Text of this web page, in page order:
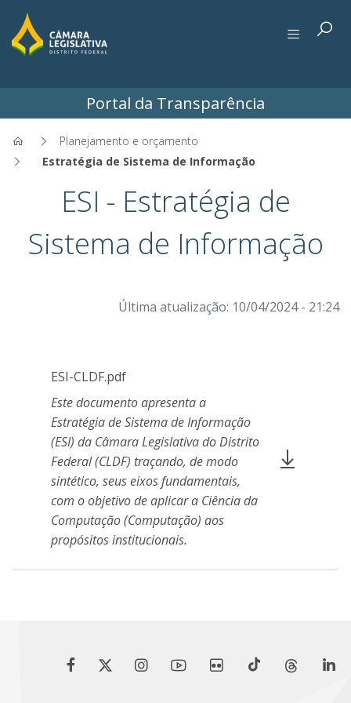
Portal da Transparência
Planejamento e orçamento
Estratégia de Sistema de Informação
Estratégia de Sistema de
ESI - Estratégia de
Sistema de Informação
Última atualização: 10/04/2024 - 21:24
ESI-CLDF.pdf
Este documento apresenta a
Estratégia de Sistema de Informação
(ESI) da Câmara Legislativa do Distrito
Federal (CLDF) traçando, de modo
sintético, seus eixos fundamentais,
com o objetivo de aplicar a Ciência da
Computação (Computação) aos
propósitos institucionais.